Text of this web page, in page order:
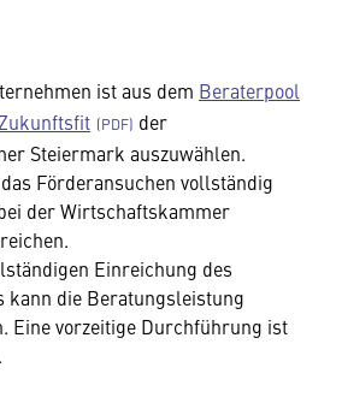
ist aus dem Beraterpool
der
Steiermark auszuwählen.
Förderansuchen vollständig
der Wirtschaftskammer
Einreichung des
kann die Beratungsleistung
Eine vorzeitige Durchführung ist